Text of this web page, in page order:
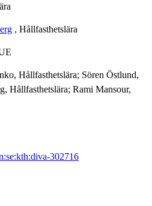
, Hållfasthetslära
Hållfasthetslära; Sören Östlund,
Hållfasthetslära; Rami Mansour,
302716